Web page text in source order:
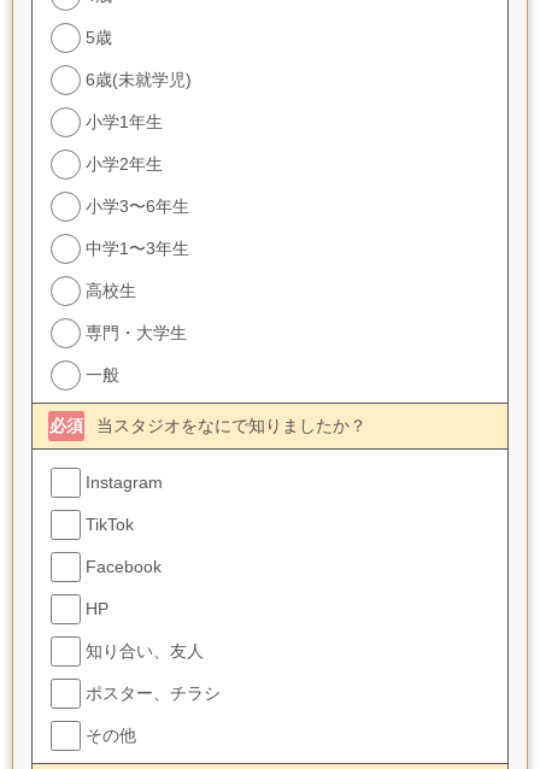
5歳
6歳(未就学児)
小学1年生
小学2年生
小学3〜6年生
中学1〜3年生
高校生
専門・大学生
一般
当スタジオをなにで知りましたか？
必須
Instagram
TikTok
Facebook
HP
知り合い、友人
ポスター、チラシ
その他